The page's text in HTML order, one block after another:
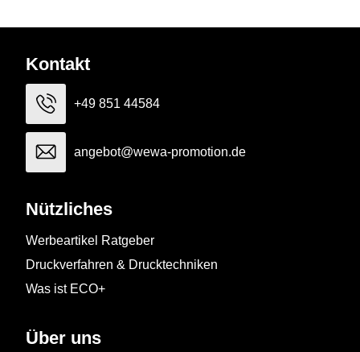
Kontakt
+49 851 44584
angebot@wewa-promotion.de
Nützliches
Werbeartikel Ratgeber
Druckverfahren & Drucktechniken
Was ist ECO+
Über uns